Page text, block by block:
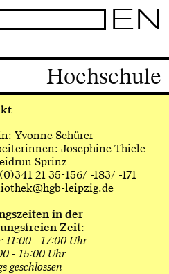
EN
Hochschule
Yvonne Schürer
Josephine Thiele
Sprinz
21 35-156/ -183/ -171
leipzig.de
in der
Zeit:
11:00 - 17:00 Uhr
- 15:00 Uhr
geschlossen